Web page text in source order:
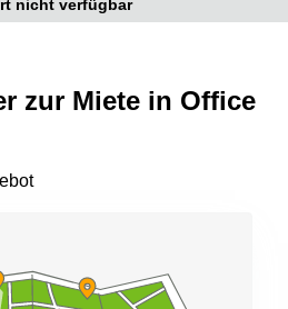
nicht verfügbar
zur Miete in Office